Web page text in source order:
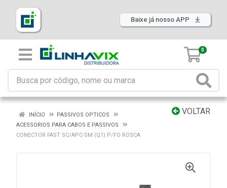
Baixe já nosso APP
0
VOLTAR
INÍCIO
PASSIVOS OPTICOS
ACESSORIOS PARA CABOS E PASSIVOS
CONECTOR FAST SC/APC-SM (Q1) P/FO ROSCA